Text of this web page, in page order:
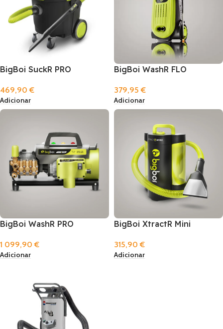
BigBoi SuckR PRO
469,90€
Adicionar
BigBoi WashR FLO
379,95€
Adicionar
BigBoi WashR PRO
1 099,90€
Adicionar
BigBoi XtractR Mini
315,90€
Adicionar